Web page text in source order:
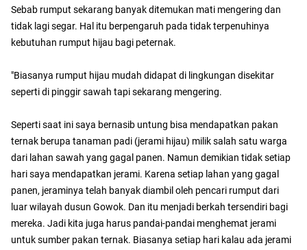
Sebab rumput sekarang banyak ditemukan mati mengering dan
tidak lagi segar. Hal itu berpengaruh pada tidak terpenuhinya
kebutuhan rumput hijau bagi peternak.
"Biasanya rumput hijau mudah didapat di lingkungan disekitar
seperti di pinggir sawah tapi sekarang mengering.
Seperti saat ini saya bernasib untung bisa mendapatkan pakan
ternak berupa tanaman padi (jerami hijau) milik salah satu warga
dari lahan sawah yang gagal panen. Namun demikian tidak setiap
hari saya mendapatkan jerami. Karena setiap lahan yang gagal
panen, jeraminya telah banyak diambil oleh pencari rumput dari
luar wilayah dusun Gowok. Dan itu menjadi berkah tersendiri bagi
mereka. Jadi kita juga harus pandai-pandai menghemat jerami
untuk sumber pakan ternak. Biasanya setiap hari kalau ada jerami